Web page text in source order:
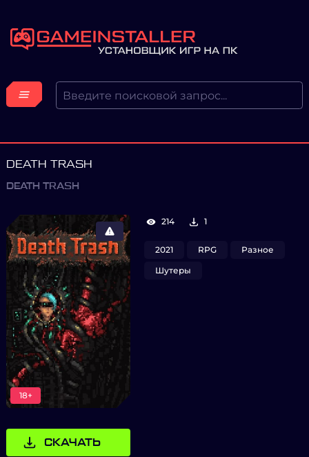
DEATH TRASH
DEATH TRASH
18+
СКАЧАТЬ
214 1
2021 RPG
Разное
Шутеры